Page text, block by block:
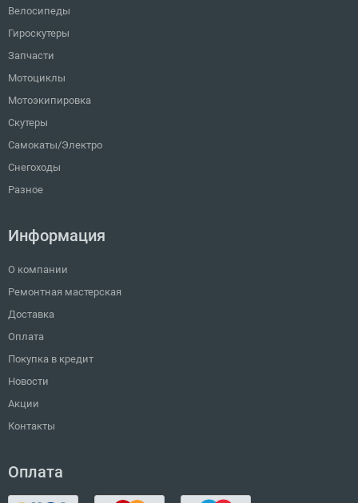
Велосипеды
Гироскутеры
Запчасти
Мотоциклы
Мотоэкипировка
Скутеры
Самокаты/Электро
Снегоходы
Разное
Информация
О компании
Ремонтная мастерская
Доставка
Оплата
Покупка в кредит
Новости
Акции
Контакты
Оплата